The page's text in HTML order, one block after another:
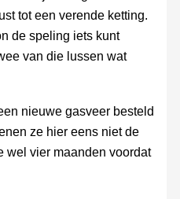
tot een verende ketting.
de speling iets kunt
van die lussen wat
nieuwe gasveer besteld
ze hier eens niet de
wel vier maanden voordat